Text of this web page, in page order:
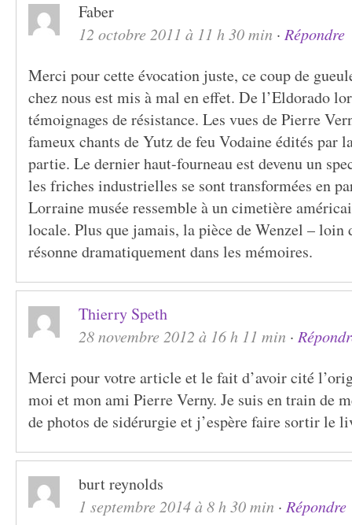
Faber
12 octobre 2011 à 11 h 30 min · Répondre
Merci pour cette évocation juste, ce coup de
chez nous est mis à mal en effet. De l’Eldorado
témoignages de résistance. Les vues de Pierre
fameux chants de Yutz de feu Vodaine édités par
partie. Le dernier haut-fourneau est devenu un
les friches industrielles se sont transformées en
Lorraine musée ressemble à un cimetière
locale. Plus que jamais, la pièce de Wenzel – loin
résonne dramatiquement dans les mémoires.
Thierry Speth
28 novembre 2012 à 16 h 11 min ·
Merci pour votre article et le fait d’avoir cité
moi et mon ami Pierre Verny. Je suis en train de
de photos de sidérurgie et j’espère faire sortir le
burt reynolds
1 septembre 2014 à 8 h 30 min · Répondre